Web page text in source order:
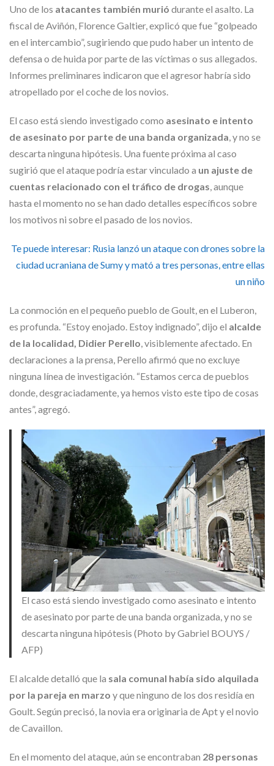
Uno de los atacantes también murió durante el asalto. La
fiscal de Aviñón, Florence Galtier, explicó que fue “golpeado
en el intercambio”, sugiriendo que pudo haber un intento de
defensa o de huida por parte de las víctimas o sus allegados.
Informes preliminares indicaron que el agresor habría sido
atropellado por el coche de los novios.
El caso está siendo investigado como asesinato e intento
de asesinato por parte de una banda organizada , y no se
descarta ninguna hipótesis. Una fuente próxima al caso
sugirió que el ataque podría estar vinculado a un ajuste de
cuentas relacionado con el tráfico de drogas , aunque
hasta el momento no se han dado detalles específicos sobre
los motivos ni sobre el pasado de los novios.
Te puede interesar: Rusia lanzó un ataque con drones sobre la
ciudad ucraniana de Sumy y mató a tres personas, entre ellas
un niño
La conmoción en el pequeño pueblo de Goult, en el Luberon,
es profunda. “Estoy enojado. Estoy indignado”, dijo el alcalde
de la localidad, Didier Perello , visiblemente afectado. En
declaraciones a la prensa, Perello afirmó que no excluye
ninguna línea de investigación. “Estamos cerca de pueblos
donde, desgraciadamente, ya hemos visto este tipo de cosas
antes”, agregó.
El caso está siendo investigado como asesinato e intento
de asesinato por parte de una banda organizada, y no se
descarta ninguna hipótesis (Photo by Gabriel BOUYS /
AFP)
El alcalde detalló que la sala comunal había sido alquilada
por la pareja en marzo y que ninguno de los dos residía en
Goult. Según precisó, la novia era originaria de Apt y el novio
de Cavaillon.
En el momento del ataque, aún se encontraban 28 personas